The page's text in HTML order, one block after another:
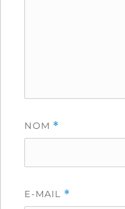
NOM *
E-MAIL *